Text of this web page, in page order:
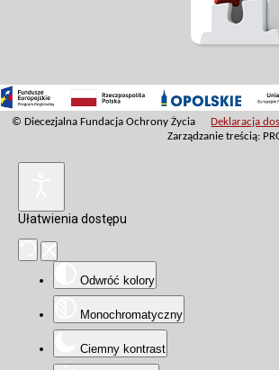
© Diecezjalna Fundacja Ochrony Życia Deklaracja
Zarządzanie treścią:
Ułatwienia dostępu
Odwróć kolory
Monochromatyczny
Ciemny kontrast